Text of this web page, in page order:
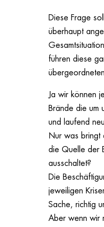
Diese Frage
überhaupt
führen diese
Ja wir können
Brände die um
und laufend
Nur was bringt
die Quelle der
ausschaltet?
Die
jeweiligen
Sache, richtig
Aber wenn wir